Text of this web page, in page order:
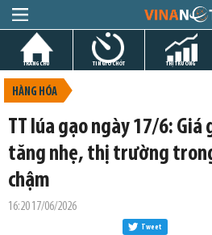
TRANG CHỦ TIN GIỜ CHÓT THỊ TRƯỜNG
HÀNG HÓA
TT lúa gạo ngày 17/6: Giá
tăng nhẹ, thị trường
chậm
16:20 17/06/2026
Tweet